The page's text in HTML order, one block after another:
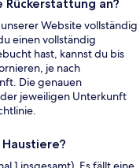
an?
Website vollständig
einen vollständig
hast, kannst du bis
je nach
Die genauen
jeweiligen Unterkunft